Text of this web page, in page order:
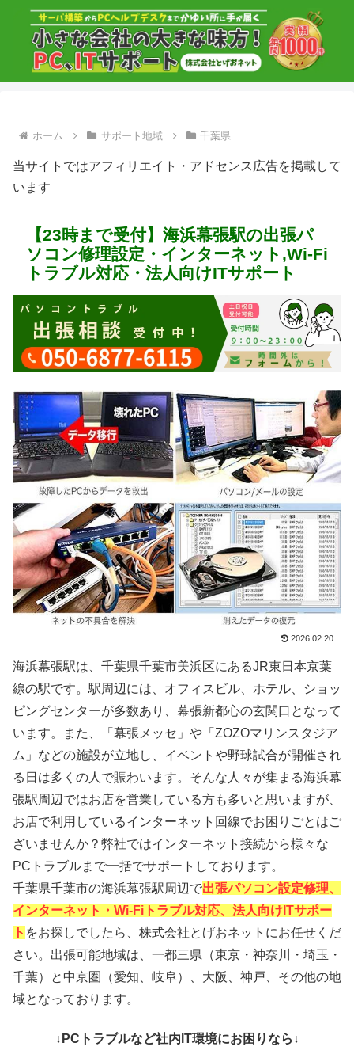
ホーム サポート地域 千葉県
当サイトではアフィリエイト・アドセンス広告を掲載して
います
【23時まで受付】海浜幕張駅の出張パ
ソコン修理設定・インターネット,Wi-Fi
トラブル対応・法人向けITサポート
2026.02.20
海浜幕張駅は、千葉県千葉市美浜区にあるJR東日本京葉
線の駅です。駅周辺には、オフィスビル、ホテル、ショッ
ピングセンターが多数あり、幕張新都心の玄関口となって
います。また、「幕張メッセ」や「ZOZOマリンスタジア
ム」などの施設が立地し、イベントや野球試合が開催され
る日は多くの人で賑わいます。そんな人々が集まる海浜幕
張駅周辺ではお店を営業している方も多いと思いますが、
お店で利用しているインターネット回線でお困りごとはご
ざいませんか？弊社ではインターネット接続から様々な
PCトラブルまで一括でサポートしております。
千葉県千葉市の海浜幕張駅周辺で出張パソコン設定修理、
インターネット・Wi-Fiトラブル対応、法人向けITサポー
ト をお探しでしたら、株式会社とげおネットにお任せくだ
さい。出張可能地域は、一都三県（東京・神奈川・埼玉・
千葉）と中京圏（愛知、岐阜）、大阪、神戸、その他の地
域となっております。
↓PCトラブルなど社内IT環境にお困りなら↓